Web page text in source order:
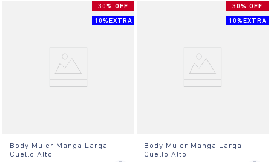
30% OFF
10%EXTRA
Body Mujer Manga Larga
Cuello Alto
30% OFF
10%EXTRA
Body Mujer Manga Larga
Cuello Alto